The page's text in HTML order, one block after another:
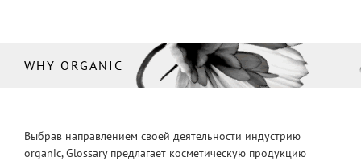
WHY ORGANIC
Выбрав направлением своей деятельности индустрию
organic, Glossary предлагает косметическую продукцию